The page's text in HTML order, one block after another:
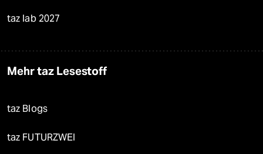
taz lab 2027
Mehr taz Lesestoff
taz Blogs
taz FUTURZWEI